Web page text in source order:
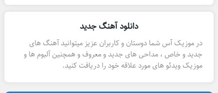
دانلود آهنگ جدید
در موزیک آس شما دوستان و کاربران عزیز میتوانید آهنگ های
جدید و خاص ، مداحی های جدید و معروف و همچنین آلبوم ها و
موزیک ویدئو های مورد علاقه خود را دریافت کنید.